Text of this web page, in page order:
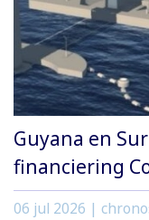
Guyana en
financiering
06 jul 2026 |